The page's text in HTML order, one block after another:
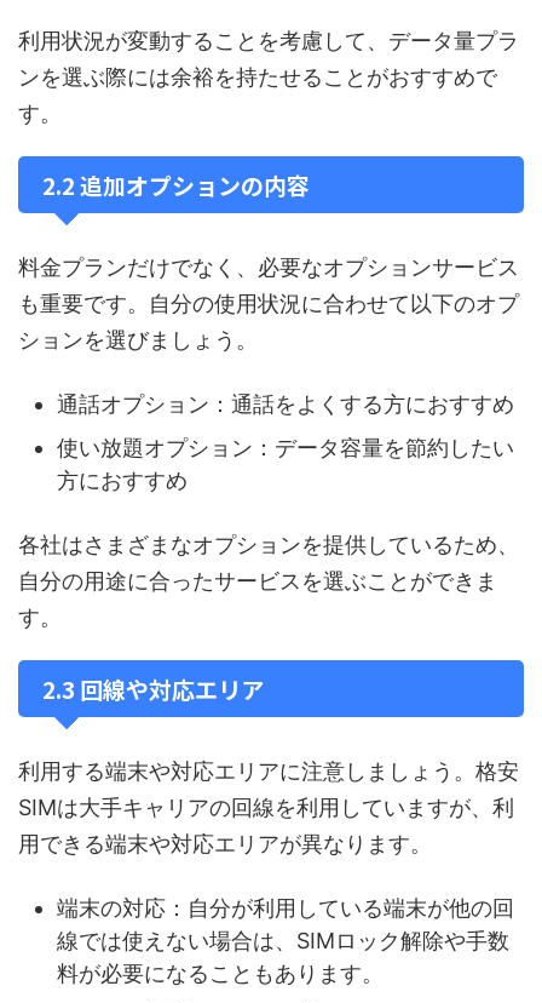
利用状況が変動することを考慮して、データ量プラ
ンを選ぶ際には余裕を持たせることがおすすめで
す。
2.2 追加オプションの内容
料金プランだけでなく、必要なオプションサービス
も重要です。自分の使用状況に合わせて以下のオプ
ションを選びましょう。
通話オプション：通話をよくする方におすすめ
使い放題オプション：データ容量を節約したい
方におすすめ
各社はさまざまなオプションを提供しているため、
自分の用途に合ったサービスを選ぶことができま
す。
2.3 回線や対応エリア
利用する端末や対応エリアに注意しましょう。格安
SIMは大手キャリアの回線を利用していますが、利
用できる端末や対応エリアが異なります。
端末の対応：自分が利用している端末が他の回
線では使えない場合は、SIMロック解除や手数
料が必要になることもあります。